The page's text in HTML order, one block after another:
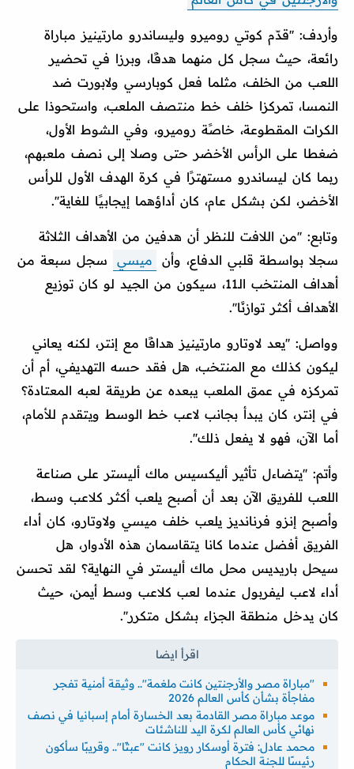
وأردف: ''قدّم كوتي روميرو وليساندرو مارتينيز مباراة
رائعة، حيث سجل كل منهما هدفًا، وبرزا في تحضير
اللعب من الخلف، مثلما فعل كوبارسي ولابورت ضد
النمسا، تمركزا خلف خط منتصف الملعب، واستحوذا على
الكرات المقطوعة، خاصًة روميرو، وفي الشوط الأول،
ضغطا على الرأس الأخضر حتى وصلا إلى نصف ملعبهم،
ربما كان ليساندرو مستهترًا في كرة الهدف الأول للرأس
الأخضر، لكن بشكل عام، كان أداؤهما إيجابيًا للغاية''.
وتابع: ''من اللافت للنظر أن هدفين من الأهداف الثلاثة
سجلا بواسطة قلبي الدفاع، وأن
ميسي
سجل سبعة من
أهداف المنتخب الـ11، سيكون من الجيد لو كان توزيع
الأهداف أكثر توازنًا''.
وواصل: ''يعد لاوتارو مارتينيز هدافًا مع إنتر، لكنه يعاني
ليكون كذلك مع المنتخب، هل فقد حسه التهديفي، أم أن
تمركزه في عمق الملعب يبعده عن طريقة لعبه المعتادة؟
في إنتر، كان يبدأ بجانب لاعب خط الوسط ويتقدم للأمام،
أما الآن، فهو لا يفعل ذلك''.
وأتم: ''يتضاءل تأثير أليكسيس ماك أليستر على صناعة
اللعب للفريق الآن بعد أن أصبح يلعب أكثر كلاعب وسط،
وأصبح إنزو فرنانديز يلعب خلف ميسي ولاوتارو، كان أداء
الفريق أفضل عندما كانا يتقاسمان هذه الأدوار، هل
سيحل باريديس محل ماك أليستر في النهاية؟ لقد تحسن
أداء لاعب ليفربول عندما لعب كلاعب وسط أيمن، حيث
كان يدخل منطقة الجزاء بشكل متكرر''.
"مباراة مصر والأرجنتين كانت ملغمة".. وثيقة أمنية تفجر
مفاجأة بشأن كأس العالم 2026
موعد مباراة مصر القادمة بعد الخسارة أمام إسبانيا في نصف
نهائي كأس العالم لكرة اليد للناشئات
محمد عادل: فترة أوسكار رويز كانت "عبثًا".. وقريبًا سأكون
رئيسًا للجنة الحكام